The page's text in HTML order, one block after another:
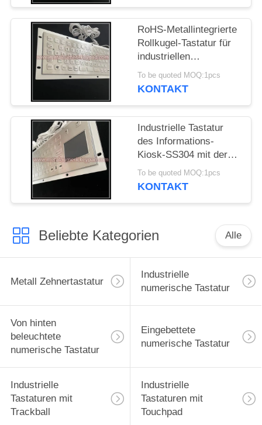
RoHS-Metallintegrierte
Rollkugel-Tastatur für
industriellen
Informations-Kiosk
To be quoted MOQ:1pcs
KONTAKT
Industrielle Tastatur
des Informations-
Kiosk-SS304 mit der
Berührungsfläche
wasserdicht
To be quoted MOQ:1pcs
KONTAKT
Beliebte Kategorien Alle
Metall Zehnertastatur
Industrielle
numerische Tastatur
Von hinten
beleuchtete
numerische Tastatur
Eingebettete
numerische Tastatur
Industrielle
Tastaturen mit
Trackball
Industrielle
Tastaturen mit
Touchpad